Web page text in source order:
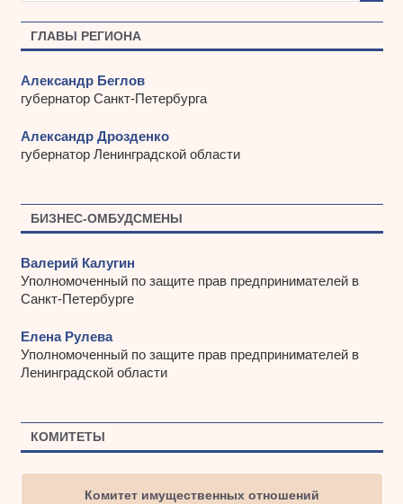
ГЛАВЫ РЕГИОНА
Александр Беглов
губернатор Санкт-Петербурга
Александр Дрозденко
губернатор Ленинградской области
БИЗНЕС-ОМБУДСМЕНЫ
Валерий Калугин
Уполномоченный по защите прав предпринимателей в
Санкт-Петербурге
Елена Рулева
Уполномоченный по защите прав предпринимателей в
Ленинградской области
КОМИТЕТЫ
Комитет имущественных отношений
ы